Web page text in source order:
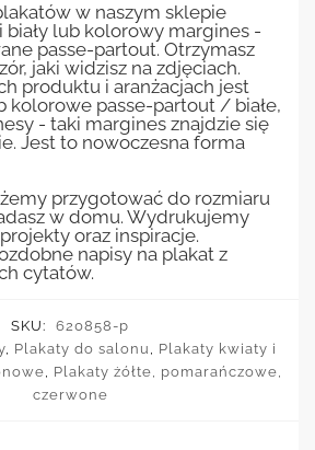
w naszym sklepie
biały lub kolorowy margines -
passe-partout. Otrzymasz
jaki widzisz na zdjęciach.
produktu i aranżacjach jest
kolorowe passe-partout / białe,
- taki margines znajdzie się
Jest to nowoczesna forma
przygotować do rozmiaru
w domu. Wydrukujemy
oraz inspiracje.
napisy na plakat z
cytatów.
SKU:
620858-p
, Plakaty do salonu , Plakaty kwiaty i
, Plakaty żółte, pomarańczowe,
czerwone